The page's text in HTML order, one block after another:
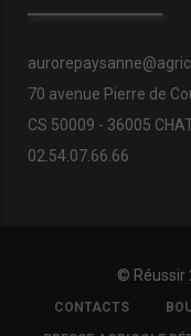
70 avenue Pierre de
CS 50009 - 36005
02.54.07.66.66
© Réussir
FOOTER
COPYRIGHT
CONTACTS